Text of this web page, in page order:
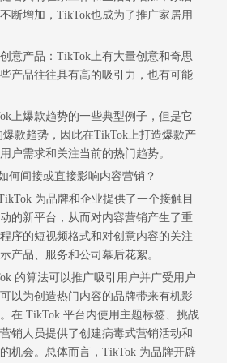
断增加，TikTok也成为了推广家居用
意产品：TikTok上有大量创意和奇思
产品往往具有高的吸引力，也有可能
上爆款趋势的一些典型例子，但是它
款趋势，因此在TikTok上打造爆款产
户需求和关注当前的热门趋势。
何间接或直接影响内容营销？
为品牌和企业提供了一个接触目
的新平台，从而对内容营销产生了重
序的短视频格式和对创意内容的关注
产品、服务和公司幕后花絮。
的算法可以推广吸引用户并广受用户
以为创造热门内容的品牌带来有机影
在 TikTok 平台内使用主题标签、挑战
销人员提供了创建病毒式营销活动和
机会。总体而言，TikTok 为品牌开辟